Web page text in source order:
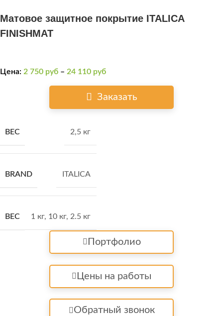
Матовое защитное покрытие ITALICA
FINISHMAT
Цена: 2 750 руб – 24 110 руб
Заказать
ВЕС 2,5 кг
BRAND ITALICA
ВЕС 1 кг, 10 кг, 2.5 кг
Портфолио
Цены на работы
Обратный звонок